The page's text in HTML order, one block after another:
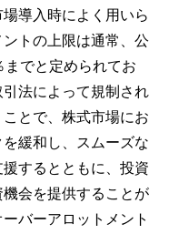
導入時によく用いら
トの上限は通常、公
でと定められてお
法によって規制され
とで、株式市場にお
緩和し、スムーズな
するとともに、投資
会を提供することが
バーアロットメント